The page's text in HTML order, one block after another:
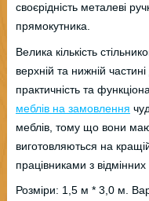
своєрідність металеві
прямокутника.
Велика кількість
верхній та нижній
практичність та
меблів на замовлення
меблів, тому що вони
виготовляються на
працівниками з відмінних
Розміри: 1,5 м * 3,0 м.